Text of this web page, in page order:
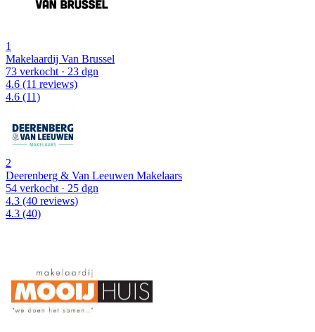
1
Makelaardij Van Brussel
73 verkocht · 23 dgn
4.6 (11 reviews)
4.6 (11)
2
Deerenberg & Van Leeuwen Makelaars
54 verkocht · 25 dgn
4.3 (40 reviews)
4.3 (40)